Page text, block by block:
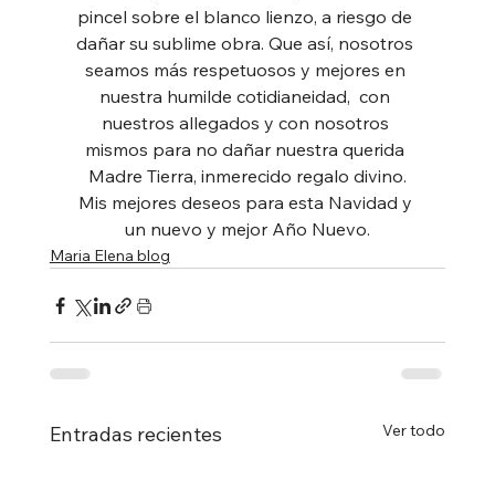
pincel sobre el blanco lienzo, a riesgo de
dañar su sublime obra. Que así, nosotros
seamos más respetuosos y mejores en
nuestra humilde cotidianeidad,  con
nuestros allegados y con nosotros
mismos para no dañar nuestra querida
Madre Tierra, inmerecido regalo divino.
Mis mejores deseos para esta Navidad y
un nuevo y mejor Año Nuevo.
Maria Elena blog
Entradas recientes Ver todo